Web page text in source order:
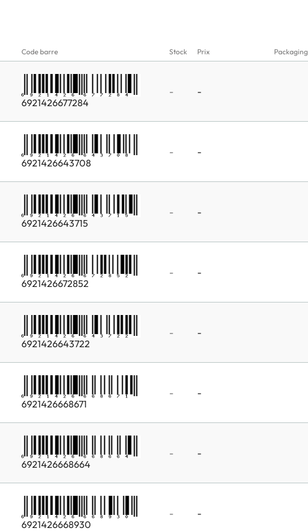
Code barre Stock Prix Packaging
6921426677284
- -
6921426643708
- -
6921426643715
- -
6921426672852
- -
6921426643722
- -
6921426668671
- -
6921426668664
- -
6921426668930
- -